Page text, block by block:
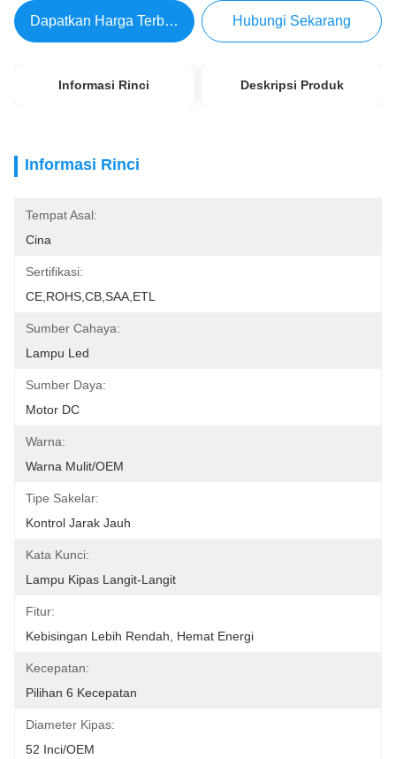
Dapatkan Harga Terbaik Hubungi Sekarang
Informasi Rinci Deskripsi Produk
Informasi Rinci
Tempat Asal:
Cina
Sertifikasi:
CE,ROHS,CB,SAA,ETL
Sumber Cahaya:
Lampu Led
Sumber Daya:
Motor DC
Warna:
Warna Mulit/OEM
Tipe Sakelar:
Kontrol Jarak Jauh
Kata Kunci:
Lampu Kipas Langit-Langit
Fitur:
Kebisingan Lebih Rendah, Hemat Energi
Kecepatan:
Pilihan 6 Kecepatan
Diameter Kipas:
52 Inci/OEM